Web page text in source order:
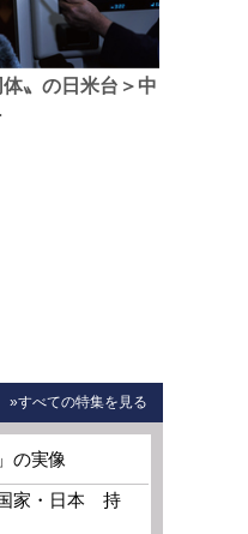
体〟の日米台＞中
»すべての特集を見る
の実像
家・日本 持